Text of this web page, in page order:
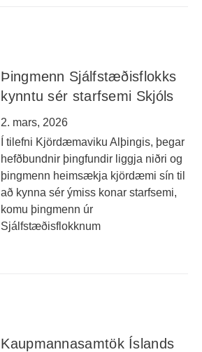
Þingmenn Sjálfstæðisflokks
kynntu sér starfsemi Skjóls
2. mars, 2026
Í tilefni Kjördæmaviku Alþingis, þegar
hefðbundnir þingfundir liggja niðri og
þingmenn heimsækja kjördæmi sín til
að kynna sér ýmiss konar starfsemi,
komu þingmenn úr
Sjálfstæðisflokknum
Kaupmannasamtök Íslands